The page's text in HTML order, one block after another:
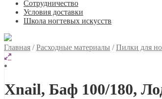
Сотрудничество
Условия доставки
Школа ногтевых искусств
Главная /Расходные материалы /Пилки для
Xnail, Баф 100/180,